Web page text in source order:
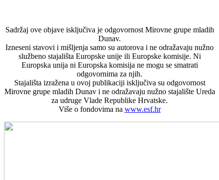
Sadržaj ove objave isključiva je odgovornost Mirovne grupe mladih
Dunav.
Izneseni stavovi i mišljenja samo su autorova i ne odražavaju nužno
službeno stajališta Europske unije ili Europske komisije. Ni
Europska unija ni Europska komisija ne mogu se smatrati
odgovornima za njih.
Stajališta izražena u ovoj publikaciji isključiva su odgovornost
Mirovne grupe mladih Dunav i ne odražavaju nužno stajalište Ureda
za udruge Vlade Republike Hrvatske.
Više o fondovima na www.esf.hr